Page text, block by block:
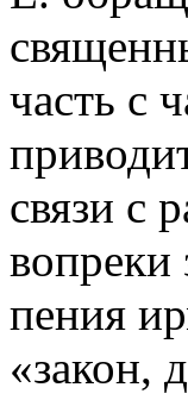
часть с
связи с
вопреки
пения
«закон,